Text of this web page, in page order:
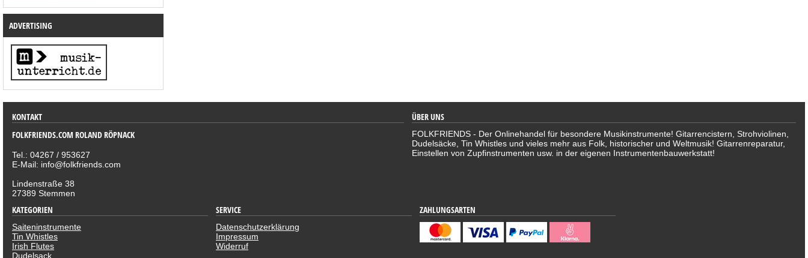
ADVERTISING
KONTAKT
FOLKFRIENDS.COM ROLAND RÖPNACK
Tel.: 04267 / 953627
E-Mail: info@folkfriends.com
Lindenstraße 38
27389 Stemmen
ÜBER UNS
FOLKFRIENDS - Der Onlinehandel für besondere Musikinstrumente! Gitarrencistern, Strohviolinen,
Dudelsäcke, Tin Whistles und vieles mehr aus Folk, historischer und Weltmusik! Gitarrenreparatur,
Einstellen von Zupfinstrumenten usw. in der eigenen Instrumentenbauwerkstatt!
KATEGORIEN
Saiteninstrumente
Tin Whistles
Irish Flutes
Dudelsack
SERVICE
Datenschutzerklärung
Impressum
Widerruf
ZAHLUNGSARTEN